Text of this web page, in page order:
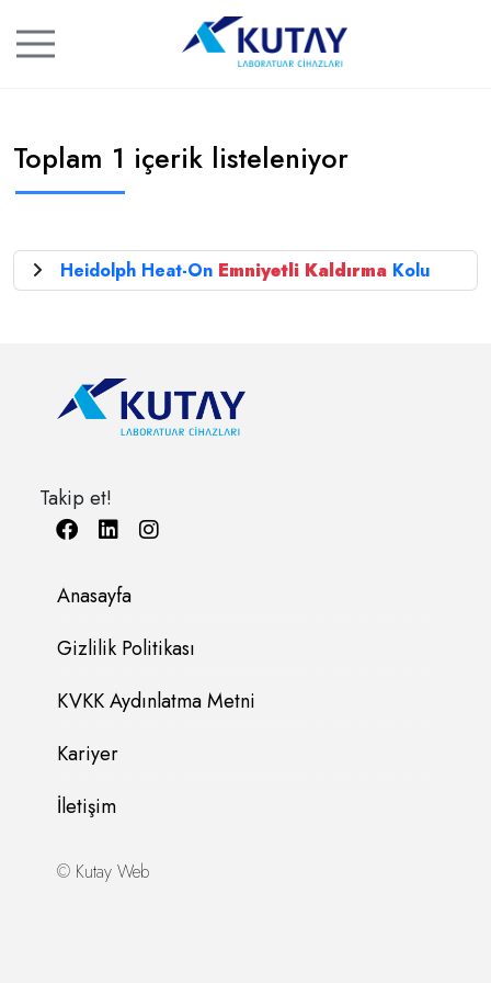
Toplam 1 içerik listeleniyor
Heidolph Heat-On Emniyetli Kaldırma Kolu
Takip et!
Anasayfa
Gizlilik Politikası
KVKK Aydınlatma Metni
Kariyer
İletişim
© Kutay Web